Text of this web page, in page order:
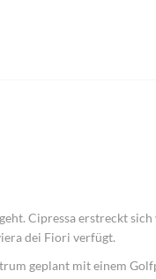
Cipressa erstreckt
dei Fiori verfügt.
geplant mit einem